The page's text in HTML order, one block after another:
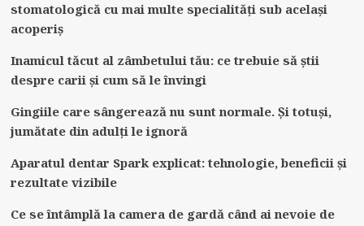
stomatologică cu mai multe specialități sub același
acoperiș
Inamicul tăcut al zâmbetului tău: ce trebuie să știi
despre carii și cum să le învingi
Gingiile care sângerează nu sunt normale. Și totuși,
jumătate din adulți le ignoră
Aparatul dentar Spark explicat: tehnologie, beneficii și
rezultate vizibile
Ce se întâmplă la camera de gardă când ai nevoie de